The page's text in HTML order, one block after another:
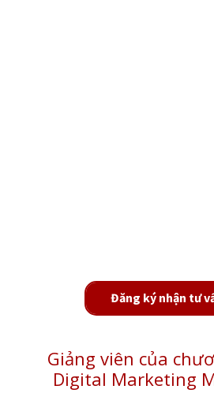
Đăng ký nhận tư
Giảng viên của
Digital Marketing